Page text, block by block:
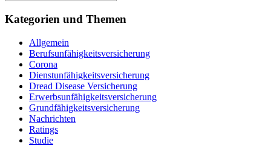
Kategorien und Themen
Allgemein
Berufsunfähigkeitsversicherung
Corona
Dienstunfähigkeitsversicherung
Dread Disease Versicherung
Erwerbsunfähigkeitsversicherung
Grundfähigkeitsversicherung
Nachrichten
Ratings
Studie